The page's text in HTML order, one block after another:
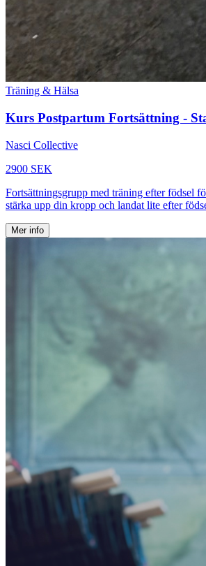
Träning & Hälsa
Kurs Postpartum Fortsättning -
Nasci Collective
2900 SEK
Fortsättningsgrupp med träning efter födsel
stärka upp din kropp och landat lite efter
Mer info